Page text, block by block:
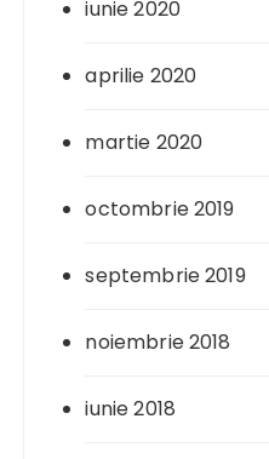
iunie 2020
aprilie 2020
martie 2020
octombrie 2019
septembrie 2019
noiembrie 2018
iunie 2018